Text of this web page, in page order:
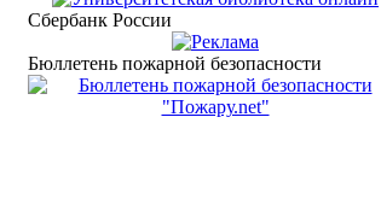
Сбербанк России
Бюллетень пожарной безопасности